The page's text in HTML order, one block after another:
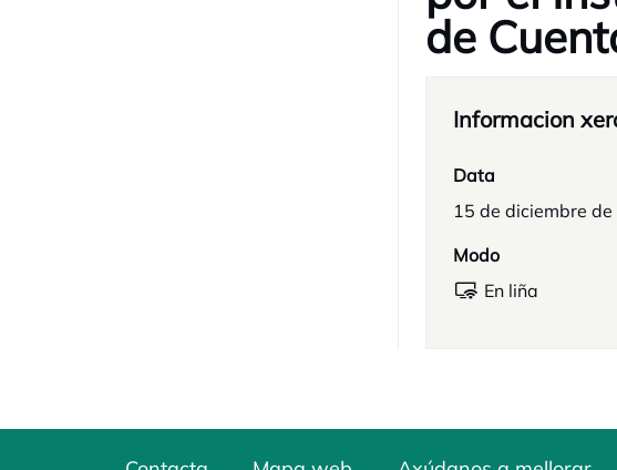
de
Informacion
Data
15 de diciembre
Modo
En liña